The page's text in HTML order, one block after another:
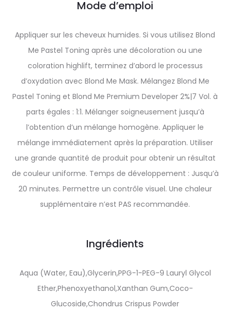
Mode d’emploi
Appliquer sur les cheveux humides. Si vous utilisez Blond
Me Pastel Toning après une décoloration ou une
coloration highlift, terminez d’abord le processus
d’oxydation avec Blond Me Mask. Mélangez Blond Me
Pastel Toning et Blond Me Premium Developer 2%|7 Vol. à
parts égales : 1:1. Mélanger soigneusement jusqu’à
l’obtention d’un mélange homogène. Appliquer le
mélange immédiatement après la préparation. Utiliser
une grande quantité de produit pour obtenir un résultat
de couleur uniforme. Temps de développement : Jusqu’à
20 minutes. Permettre un contrôle visuel. Une chaleur
supplémentaire n’est PAS recommandée.
Ingrédients
Aqua (Water, Eau),Glycerin,PPG-1-PEG-9 Lauryl Glycol
Ether,Phenoxyethanol,Xanthan Gum,Coco-
Glucoside,Chondrus Crispus Powder